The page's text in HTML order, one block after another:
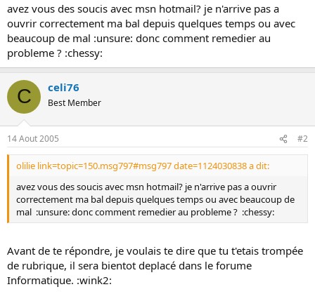
a
d
i
s
c
u
s
s
i
o
n
u
t
avez vous des soucis avec msn hotmail? je n'arrive pas a
ouvrir correctement ma bal depuis quelques temps ou avec
beaucoup de mal :unsure: donc comment remedier au
probleme ? :chessy:
C celi76
Best Member
14 Aout 2005 #2
olilie link=topic=150.msg797#msg797 date=1124030838 a dit:
avez vous des soucis avec msn hotmail? je n'arrive pas a ouvrir
correctement ma bal depuis quelques temps ou avec beaucoup de
mal :unsure: donc comment remedier au probleme ? :chessy:
Avant de te répondre, je voulais te dire que tu t'etais trompée
de rubrique, il sera bientot deplacé dans le forume
Informatique. :wink2: